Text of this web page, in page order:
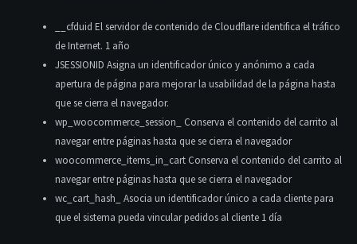
__cfduid El servidor de contenido de Cloudflare identifica el tráfico
de Internet. 1 año
JSESSIONID Asigna un identificador único y anónimo a cada
apertura de página para mejorar la usabilidad de la página hasta
que se cierra el navegador.
wp_woocommerce_session_ Conserva el contenido del carrito al
navegar entre páginas hasta que se cierra el navegador
woocommerce_items_in_cart Conserva el contenido del carrito al
navegar entre páginas hasta que se cierra el navegador
wc_cart_hash_ Asocia un identificador único a cada cliente para
que el sistema pueda vincular pedidos al cliente 1 día